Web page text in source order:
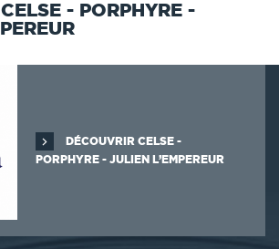
- PORPHYRE -
DÉCOUVRIR CELSE -
PORPHYRE - JULIEN L’EMPEREUR